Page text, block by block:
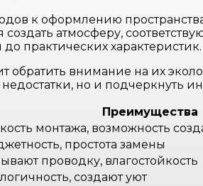
к оформлению
атмосферу,
практических характеристик.
обратить внимание на их
но и подчеркнуть
Преимущества
монтажа, возможность
простота замены
проводку, влагостойкость
создают уют